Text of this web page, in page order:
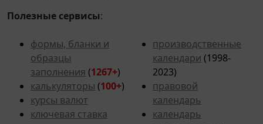
Полезные сервисы:
формы, бланки и
образцы
заполнения (1267+)
калькуляторы (100+)
курсы валют
ключевая ставка
производственные
календари (1998-
2023)
правовой
календарь
календарь